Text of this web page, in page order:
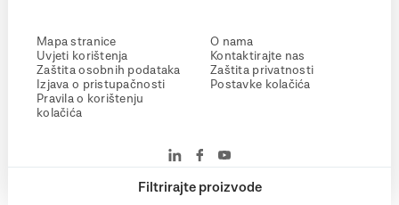
Filtrirajte proizvode
Mapa stranice
Uvjeti korištenja
Zaštita osobnih podataka
Izjava o pristupačnosti
Pravila o korištenju
kolačića
O nama
Kontaktirajte nas
Zaštita privatnosti
Postavke kolačića